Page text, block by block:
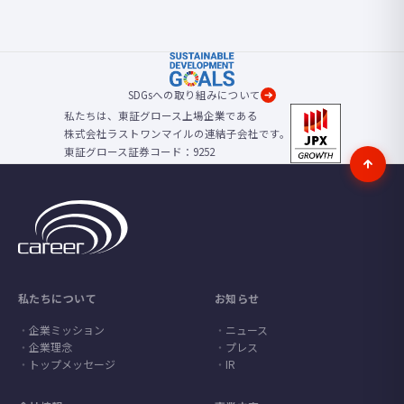
私たちは、東証グロース上場企業である
株式会社ラストワンマイルの連結子会社です。
東証グロース証券コード：9252
SDGsへの取り組みについて
私たちについて
企業ミッション
企業理念
トップメッセージ
お知らせ
ニュース
プレス
IR